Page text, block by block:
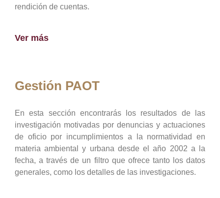
rendición de cuentas.
Ver más
Gestión PAOT
En esta sección encontrarás los resultados de las
investigación motivadas por denuncias y actuaciones
de oficio por incumplimientos a la normatividad en
materia ambiental y urbana desde el año 2002 a la
fecha, a través de un filtro que ofrece tanto los datos
generales, como los detalles de las investigaciones.